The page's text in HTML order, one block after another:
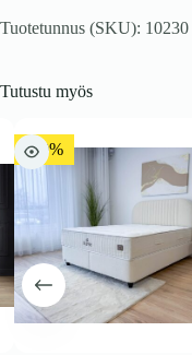
Tuotetunnus (SKU): 10230
Tutustu myös
-10%